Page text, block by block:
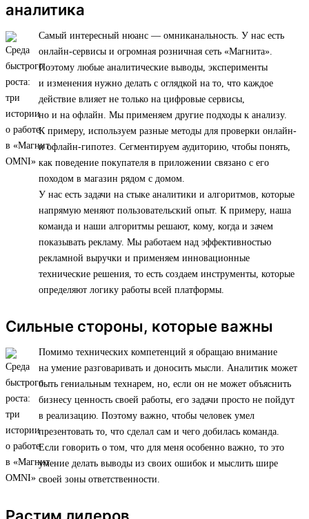
аналитика
Самый интересный нюанс — омниканальность. У нас есть
онлайн-сервисы и огромная розничная сеть «Магнита».
Поэтому любые аналитические выводы, эксперименты
и изменения нужно делать с оглядкой на то, что каждое
действие влияет не только на цифровые сервисы,
но и на офлайн. Мы применяем другие подходы к анализу.
К примеру, используем разные методы для проверки онлайн-
и офлайн-гипотез. Сегментируем аудиторию, чтобы понять,
как поведение покупателя в приложении связано с его
походом в магазин рядом с домом.
У нас есть задачи на стыке аналитики и алгоритмов, которые
напрямую меняют пользовательский опыт. К примеру, наша
команда и наши алгоритмы решают, кому, когда и зачем
показывать рекламу. Мы работаем над эффективностью
рекламной выручки и применяем инновационные
технические решения, то есть создаем инструменты, которые
определяют логику работы всей платформы.
Сильные стороны, которые важны
Помимо технических компетенций я обращаю внимание
на умение разговаривать и доносить мысли. Аналитик может
быть гениальным технарем, но, если он не может объяснить
бизнесу ценность своей работы, его задачи просто не пойдут
в реализацию. Поэтому важно, чтобы человек умел
презентовать то, что сделал сам и чего добилась команда.
Если говорить о том, что для меня особенно важно, то это
умение делать выводы из своих ошибок и мыслить шире
своей зоны ответственности.